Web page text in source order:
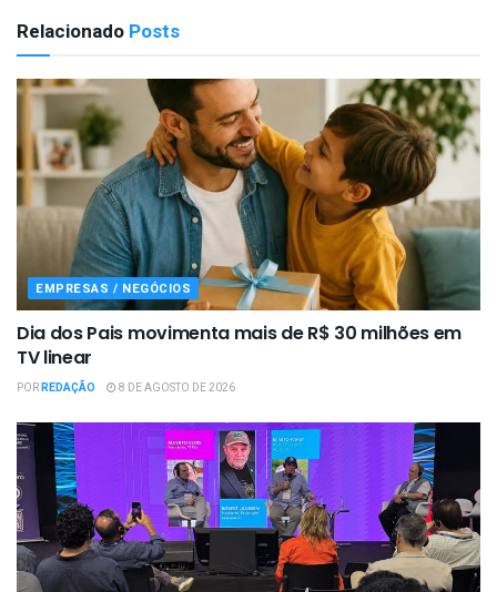
Relacionado Posts
EMPRESAS / NEGÓCIOS
Dia dos Pais movimenta mais de R$ 30 milhões em
TV linear
PORREDAÇÃO 8 DE AGOSTO DE 2026